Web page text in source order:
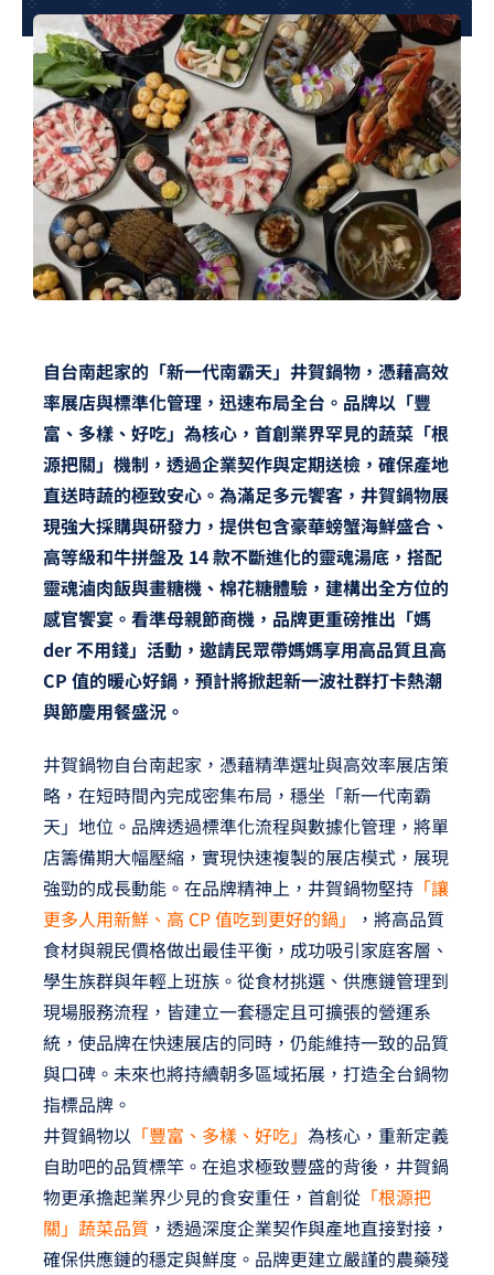
自台南起家的「新一代南霸天」井賀鍋物，憑藉高效
率展店與標準化管理，迅速布局全台。品牌以「豐
富、多樣、好吃」為核心，首創業界罕見的蔬菜「根
源把關」機制，透過企業契作與定期送檢，確保產地
直送時蔬的極致安心。為滿足多元饗客，井賀鍋物展
現強大採購與研發力，提供包含豪華螃蟹海鮮盛合、
高等級和牛拼盤及 14 款不斷進化的靈魂湯底，搭配
靈魂滷肉飯與畫糖機、棉花糖體驗，建構出全方位的
感官饗宴。看準母親節商機，品牌更重磅推出「媽
der 不用錢」活動，邀請民眾帶媽媽享用高品質且高
CP 值的暖心好鍋，預計將掀起新一波社群打卡熱潮
與節慶用餐盛況。
井賀鍋物自台南起家，憑藉精準選址與高效率展店策
略，在短時間內完成密集布局，穩坐「新一代南霸
天」地位。品牌透過標準化流程與數據化管理，將單
店籌備期大幅壓縮，實現快速複製的展店模式，展現
強勁的成長動能。在品牌精神上，井賀鍋物堅持「讓
更多人用新鮮、高 CP 值吃到更好的鍋」
，將高品質
食材與親民價格做出最佳平衡，成功吸引家庭客層、
學生族群與年輕上班族。從食材挑選、供應鏈管理到
現場服務流程，皆建立一套穩定且可擴張的營運系
統，使品牌在快速展店的同時，仍能維持一致的品質
與口碑。未來也將持續朝多區域拓展，打造全台鍋物
指標品牌。
井賀鍋物以 「豐富、多樣、好吃」 為核心，重新定義
自助吧的品質標竿。在追求極致豐盛的背後，井賀鍋
物更承擔起業界少見的食安重任，首創從「根源把
關」蔬菜品質，透過深度企業契作與產地直接對接，
確保供應鏈的穩定與鮮度。品牌更建立嚴謹的農藥殘